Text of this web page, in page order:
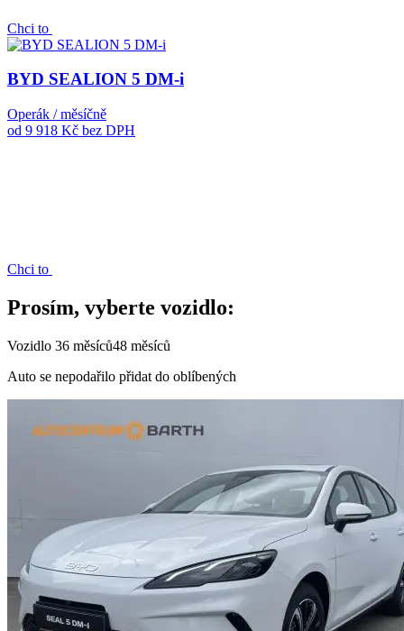
Chci to
BYD SEALION 5 DM-i
Operák / měsíčně
od 9 918 Kč bez DPH
Chci to
Prosím, vyberte vozidlo:
Vozidlo 36 měsíců48 měsíců
Auto se nepodařilo přidat do oblíbených